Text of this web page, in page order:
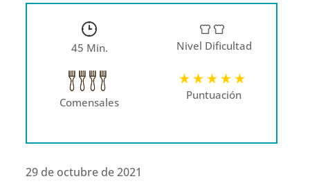
45 Min. Nivel Dificultad
Comensales
Puntuación
29 de octubre de 2021